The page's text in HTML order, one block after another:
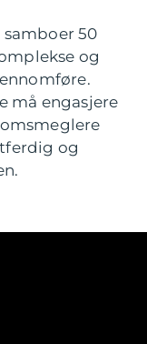
50
og
må engasjere
og